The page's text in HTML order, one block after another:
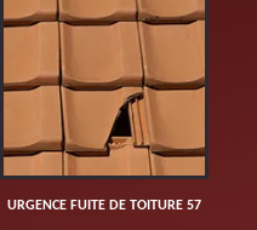
URGENCE FUITE DE TOITURE 57